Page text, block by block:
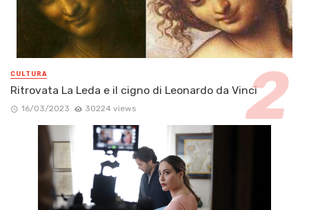
CULTURA
Ritrovata La Leda e il cigno di Leonardo da Vinci
16/03/2023 30224 views